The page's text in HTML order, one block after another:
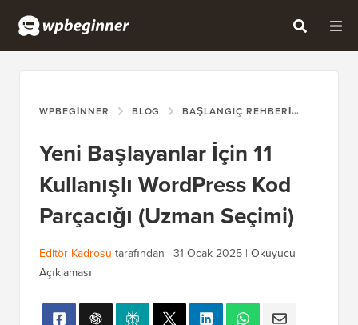
WPBEGINNER BLOG BAŞLANGIÇ REHBERI
Yeni Başlayanlar İçin 11
Kullanışlı WordPress Kod
Parçacığı (Uzman Seçimi)
Editör Kadrosu tarafından | 31 Ocak 2025 | Okuyucu
Açıklaması